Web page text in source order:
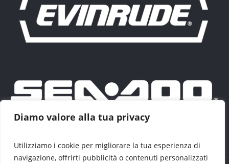
Diamo valore alla tua privacy
Utilizziamo i cookie per migliorare la tua esperienza di
navigazione, offrirti pubblicità o contenuti personalizzati